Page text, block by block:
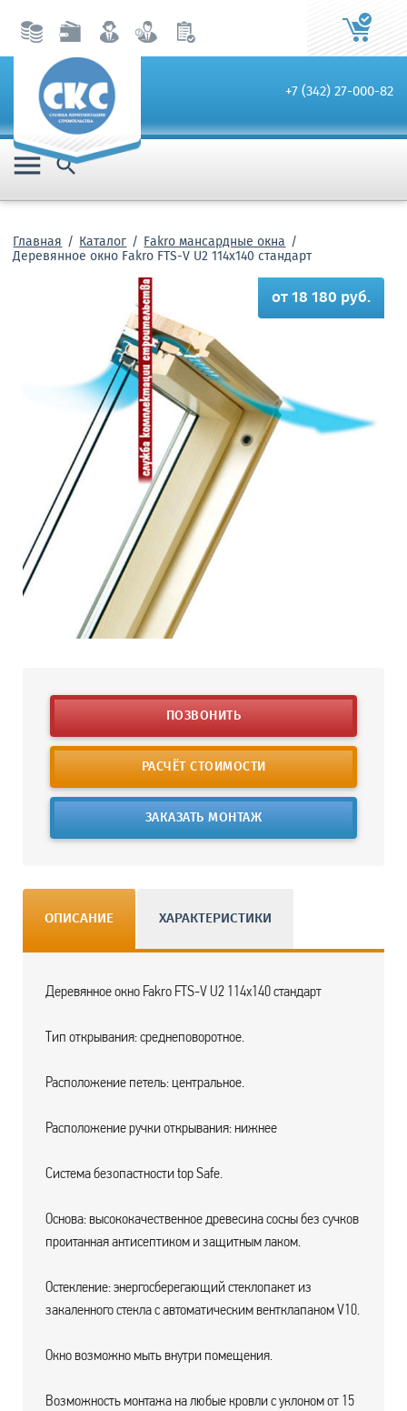
+7 (342) 27-000-82
 
Главная Каталог Fakro мансардные окна
Деревянное окно Fakro FTS-V U2 114х140 стандарт
от 18 180 руб.
ПОЗВОНИТЬ
РАСЧЁТ СТОИМОСТИ
ЗАКАЗАТЬ МОНТАЖ
ОПИСАНИЕ ХАРАКТЕРИСТИКИ
Деревянное окно Fakro FTS-V U2 114х140 стандарт
Тип открывания: среднеповоротное.
Расположение петель: центральное.
Расположение ручки открывания: нижнее
Система безопастности top Safe.
Основа: высококачественное древесина сосны без сучков
проитанная антисептиком и защитным лаком.
Остекление: энергосберегающий стеклопакет из
закаленного стекла с автоматическим вентклапаном V10.
Окно возможно мыть внутри помещения.
Возможность монтажа на любые кровли с уклоном от 15